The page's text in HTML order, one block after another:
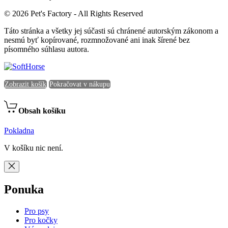
© 2026 Pet's Factory - All Rights Reserved
Táto stránka a všetky jej súčasti sú chránené autorským zákonom a
nesmú byť kopírované, rozmnožované ani inak šírené bez
písomného súhlasu autora.
Zobrazit košík Pokračovat v nákupu
Obsah košíku
Pokladna
V košíku nic není.
Ponuka
Pro psy
Pro kočky